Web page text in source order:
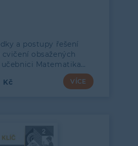
a postupy řešení
obsažených
Matematika…
VÍCE